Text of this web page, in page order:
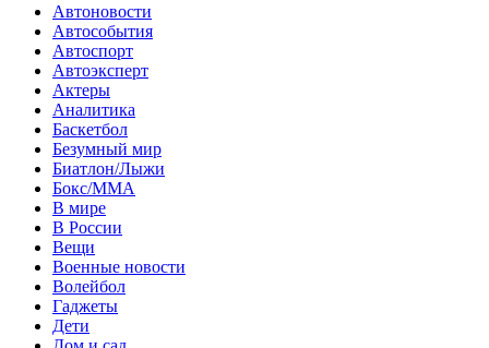
Автоновости
Автособытия
Автоспорт
Автоэксперт
Актеры
Аналитика
Баскетбол
Безумный мир
Биатлон/Лыжи
Бокс/MMA
В мире
В России
Вещи
Военные новости
Волейбол
Гаджеты
Дети